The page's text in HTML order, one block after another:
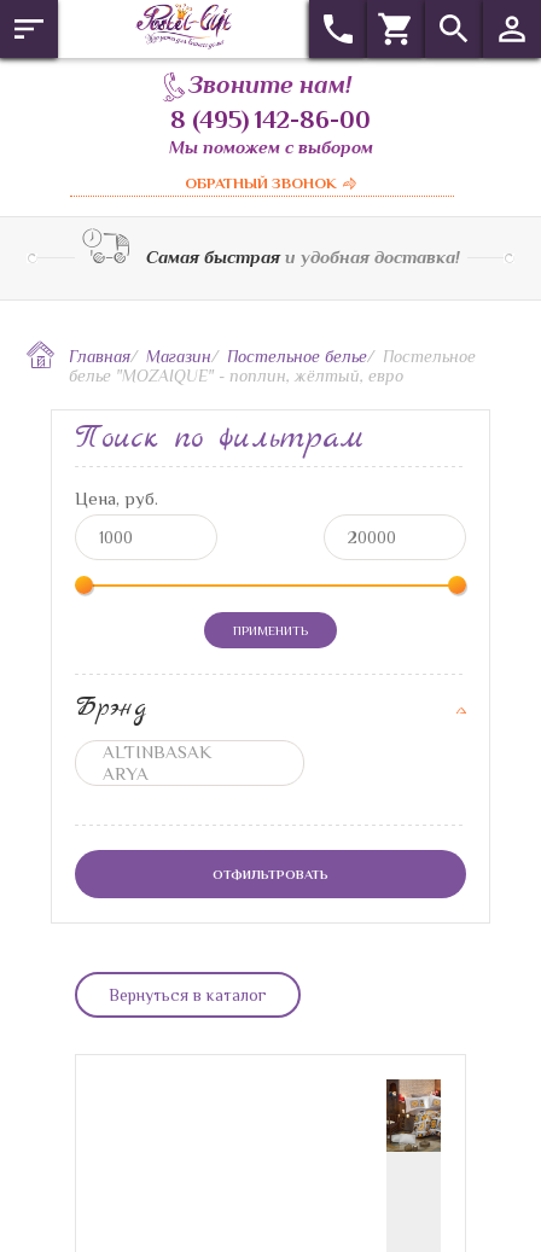
Звоните нам!
8 (495) 142-86-00
Мы поможем с выбором
ОБРАТНЫЙ ЗВОНОК
Самая быстраяи удобная доставка!
Главная/ Магазин/ Постельное белье/ Постельное
белье "MOZAIQUE" - поплин, жёлтый, евро
Поиск по фильтрам
Цена, руб.
ПРИМЕНИТЬ
Брэнд
ОТФИЛЬТРОВАТЬ
Вернуться в каталог